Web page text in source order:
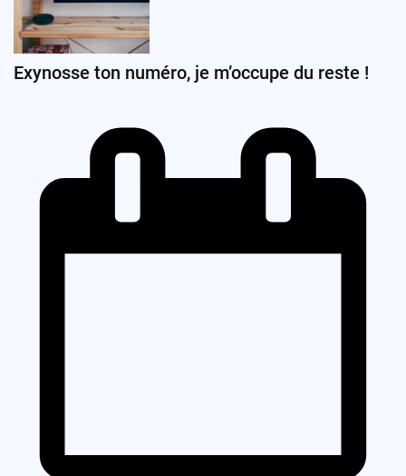
Exynosse ton numéro, je m’occupe du reste !